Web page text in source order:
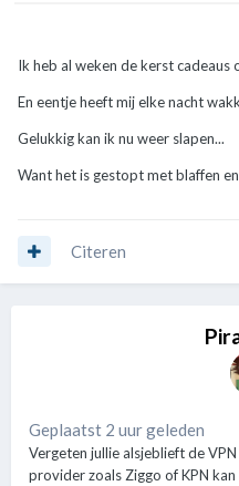
Ik heb al weken de kerst cadeaus
En eentje heeft mij elke nacht
Gelukkig kan ik nu weer slapen...
Want het is gestopt met blaffen
Citeren
Geplaatst 2 uur geleden
Vergeten jullie alsjeblieft de
provider zoals Ziggo of KPN